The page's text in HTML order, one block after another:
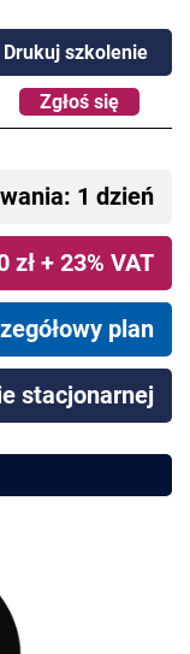
Drukuj szkolenie
Zgłoś się
1 dzień
zł + 23% VAT
plan
stacjonarnej